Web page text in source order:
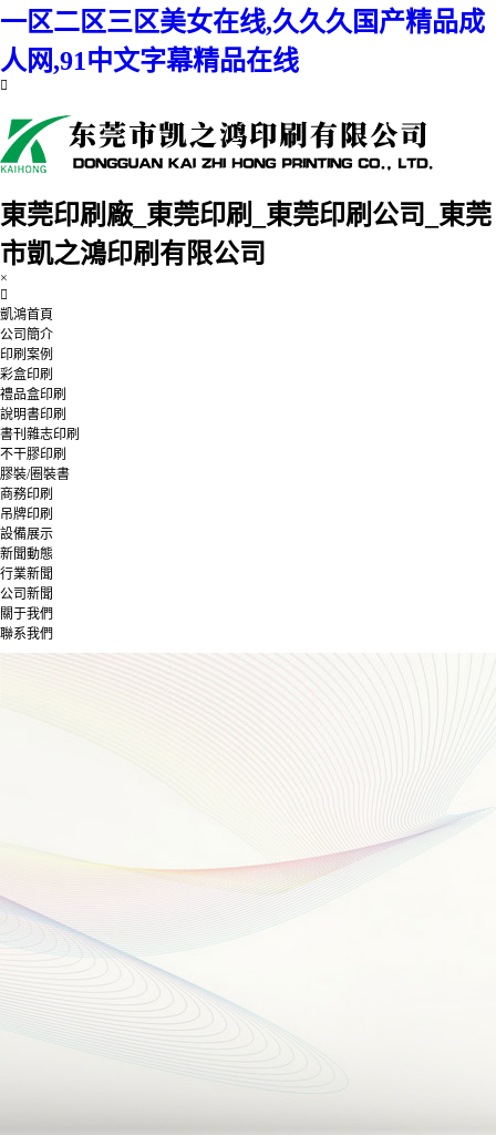
一区二区三区美女在线,久久久国产精品成
人网,91中文字幕精品在线
東莞印刷廠_東莞印刷_東莞印刷公司_東莞
市凱之鴻印刷有限公司
×
凱鴻首頁
公司簡介
印刷案例
彩盒印刷
禮品盒印刷
說明書印刷
書刊雜志印刷
不干膠印刷
膠裝/圈裝書
商務印刷
吊牌印刷
設備展示
新聞動態
行業新聞
公司新聞
關于我們
聯系我們